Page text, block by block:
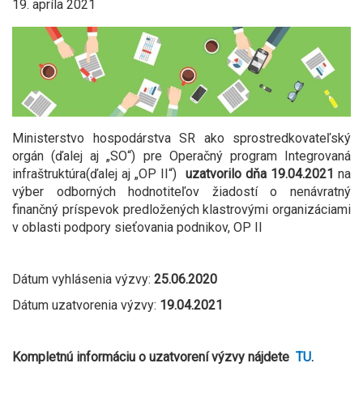
19. apríla 2021
Ministerstvo hospodárstva SR ako sprostredkovateľský
orgán (ďalej aj „SO“) pre Operačný program Integrovaná
infraštruktúra(ďalej aj „OP II“) uzatvorilo dňa 19.04.2021 na
výber odborných hodnotiteľov žiadostí o nenávratný
finančný príspevok predložených klastrovými organizáciami
v oblasti podpory sieťovania podnikov, OP II
Dátum vyhlásenia výzvy: 25.06.2020
Dátum uzatvorenia výzvy: 19.04.2021
Kompletnú informáciu o uzatvorení výzvy nájdete TU.